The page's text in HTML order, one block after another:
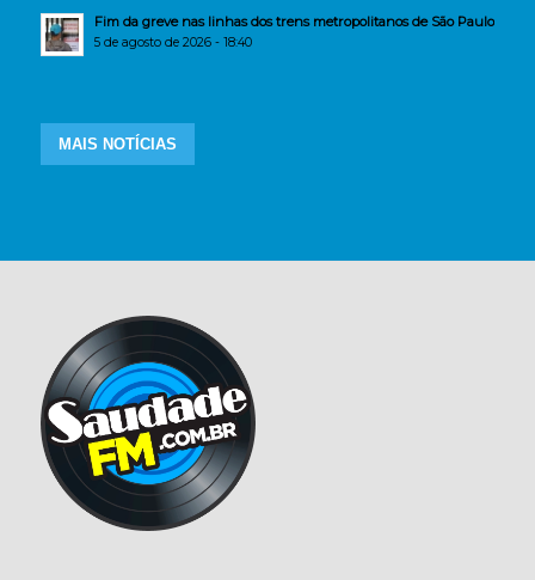
Fim da greve nas linhas dos trens metropolitanos de São Paulo
5 de agosto de 2026 - 18:40
MAIS NOTÍCIAS